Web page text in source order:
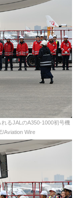
るJALのA350-1000初号機
Aviation Wire